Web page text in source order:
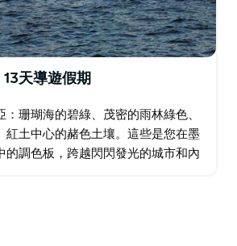
天導遊假期
珊瑚海的碧綠、茂密的雨林綠色、
紅土中心的赭色土壤。這些是您在墨
的調色板，跨越閃閃發光的城市和內